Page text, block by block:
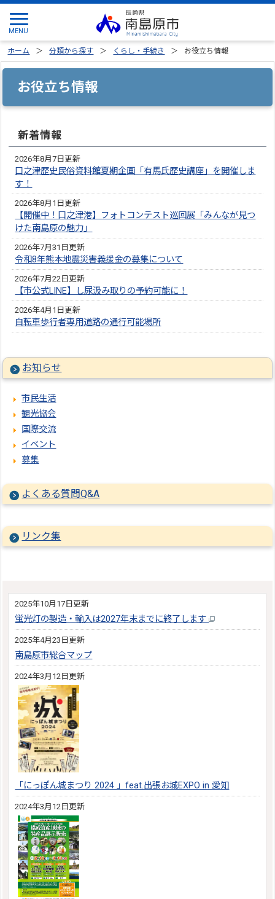
ホーム 分類から探す くらし・手続き お役立ち情報
お役立ち情報
新着情報
2026年8月7日更新
口之津歴史民俗資料館夏期企画「有馬氏歴史講座」を開催しま
す！
2026年8月1日更新
【開催中！口之津港】フォトコンテスト巡回展「みんなが見つ
けた南島原の魅力」
2026年7月31日更新
令和8年熊本地震災害義援金の募集について
2026年7月22日更新
【市公式LINE】し尿汲み取りの予約可能に！
2026年4月1日更新
自転車歩行者専用道路の通行可能場所
お知らせ
市民生活
観光協会
国際交流
イベント
募集
よくある質問Q&A
リンク集
2025年10月17日更新
蛍光灯の製造・輸入は2027年末までに終了します
2025年4月23日更新
南島原市総合マップ
2024年3月12日更新
「にっぽん城まつり 2024 」feat.出張お城EXPO in 愛知
2024年3月12日更新